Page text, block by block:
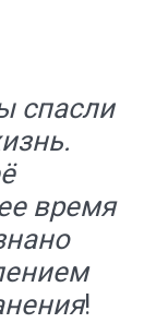
спасли
время
!